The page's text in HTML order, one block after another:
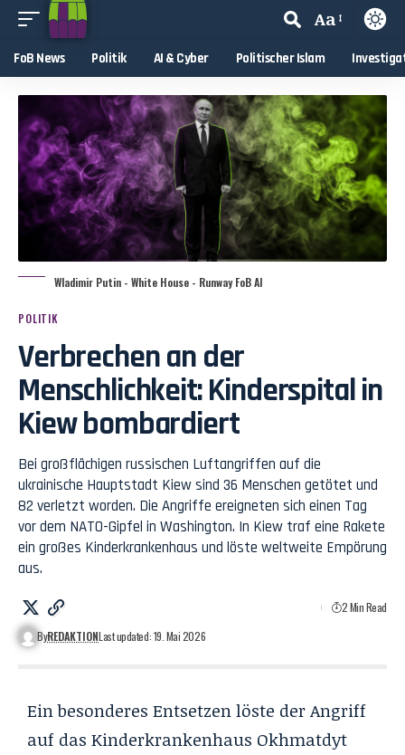
Aa
FoB News Politik AI & Cyber Politischer Islam
Wladimir Putin - White House - Runway FoB AI
POLITIK
Verbrechen an der
Menschlichkeit: Kinderspital in
Kiew bombardiert
Bei großflächigen russischen Luftangriffen auf die
ukrainische Hauptstadt Kiew sind 36 Menschen getötet und
82 verletzt worden. Die Angriffe ereigneten sich einen Tag
vor dem NATO-Gipfel in Washington. In Kiew traf eine Rakete
ein großes Kinderkrankenhaus und löste weltweite Empörung
aus.
ByREDAKTIONLast updated: 19. Mai 2026
2 Min Read
Ein besonderes Entsetzen löste der Angriff
auf das Kinderkrankenhaus Okhmatdyt